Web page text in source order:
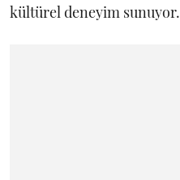
kültürel deneyim sunuyor.